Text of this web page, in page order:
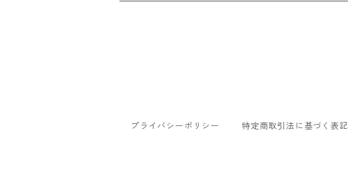
プライバシーポリシー 特定商取引法に基づく表記